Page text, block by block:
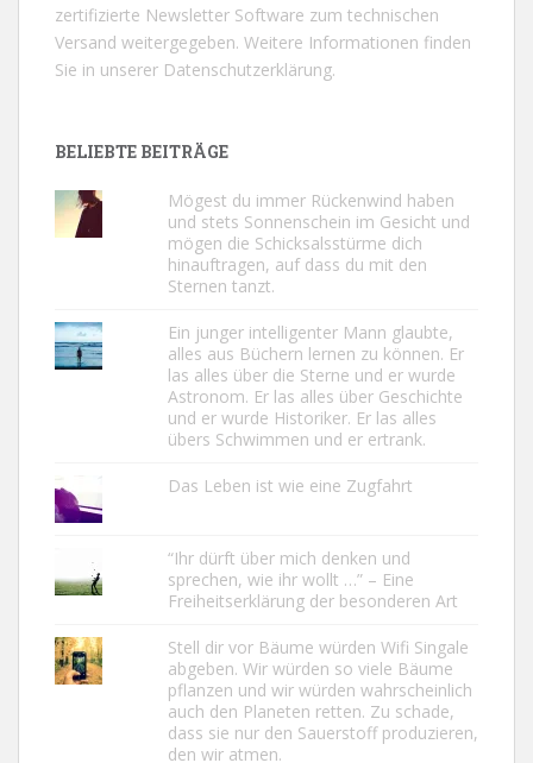
zertifizierte Newsletter Software zum technischen
Versand weitergegeben. Weitere Informationen finden
Sie in unserer Datenschutzerklärung.
BELIEBTE BEITRÄGE
Mögest du immer Rückenwind haben
und stets Sonnenschein im Gesicht und
mögen die Schicksalsstürme dich
hinauftragen, auf dass du mit den
Sternen tanzt.
Ein junger intelligenter Mann glaubte,
alles aus Büchern lernen zu können. Er
las alles über die Sterne und er wurde
Astronom. Er las alles über Geschichte
und er wurde Historiker. Er las alles
übers Schwimmen und er ertrank.
Das Leben ist wie eine Zugfahrt
“Ihr dürft über mich denken und
sprechen, wie ihr wollt …” – Eine
Freiheitserklärung der besonderen Art
Stell dir vor Bäume würden Wifi Singale
abgeben. Wir würden so viele Bäume
pflanzen und wir würden wahrscheinlich
auch den Planeten retten. Zu schade,
dass sie nur den Sauerstoff produzieren,
den wir atmen.